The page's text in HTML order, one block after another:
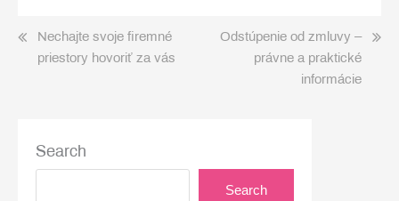
Post
navigation
Nechajte svoje firemné
priestory hovoriť za vás
Odstúpenie od zmluvy –
právne a praktické
informácie
Search
Search